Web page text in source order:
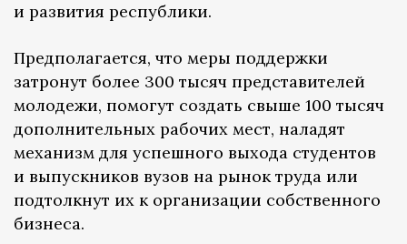
и развития республики.
Предполагается, что меры поддержки
затронут более 300 тысяч представителей
молодежи, помогут создать свыше 100 тысяч
дополнительных рабочих мест, наладят
механизм для успешного выхода студентов
и выпускников вузов на рынок труда или
подтолкнут их к организации собственного
бизнеса.